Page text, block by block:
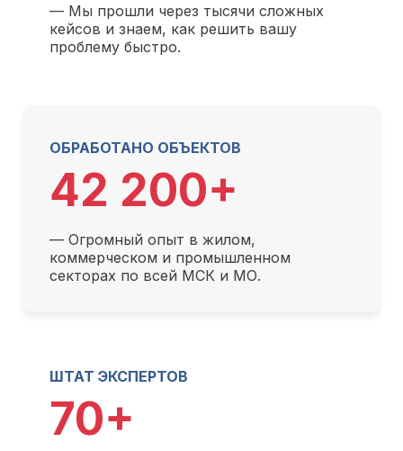
— Мы прошли через тысячи сложных
кейсов и знаем, как решить вашу
проблему быстро.
ОБРАБОТАНО ОБЪЕКТОВ
42 200+
— Огромный опыт в жилом,
коммерческом и промышленном
секторах по всей МСК и МО.
ШТАТ ЭКСПЕРТОВ
70+